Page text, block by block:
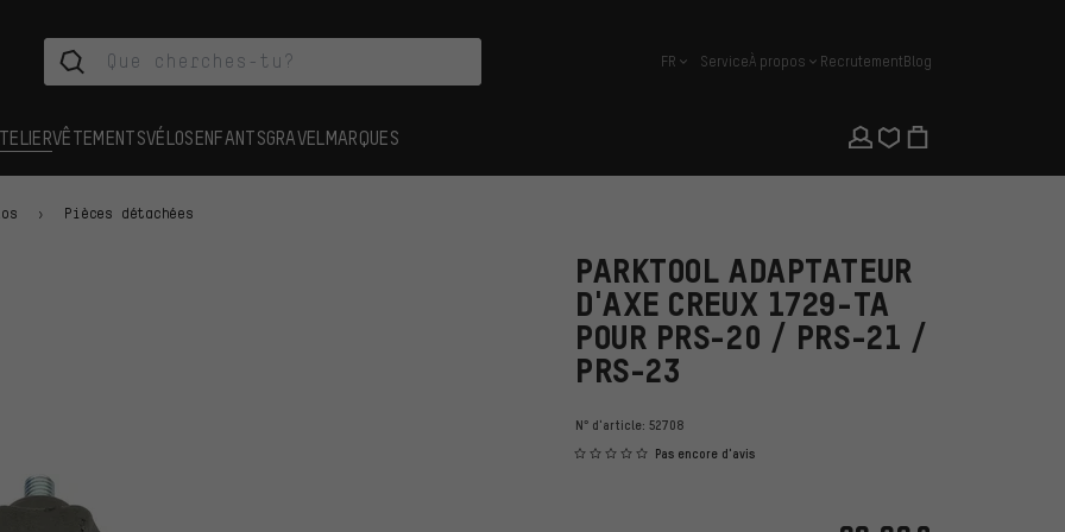
français
FR ServiceÀ propos RecrutementBlog
VÊTEMENTSVÉLOSENFANTSGRAVEL MARQUES
Pièces détachées
PARKTOOL ADAPTATEUR
D'AXE CREUX 1729-TA
POUR PRS-20 / PRS-21 /
PRS-23
N° d'article: 52708
Pas encore d'avis